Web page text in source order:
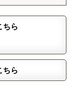
ちら
ちら